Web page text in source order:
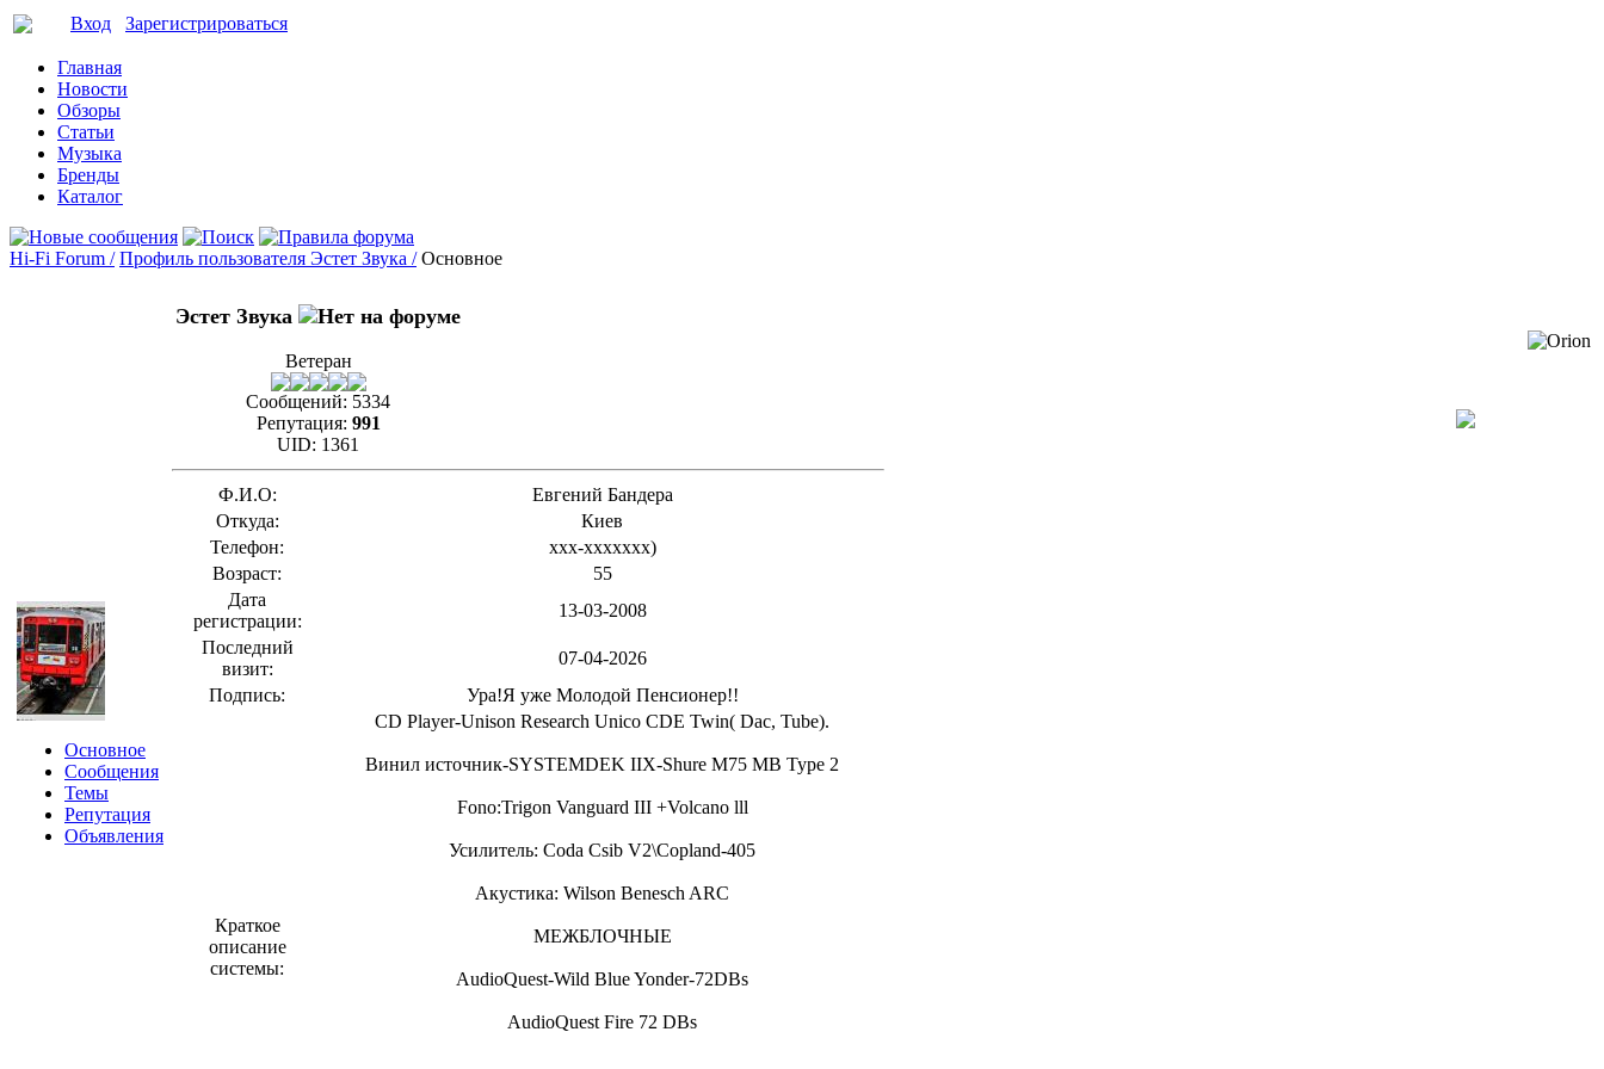
Вход Зарегистрироваться
Главная
Новости
Обзоры
Статьи
Музыка
Бренды
Каталог
Hi-Fi Forum / Профиль пользователя Эстет Звука / Основное
Основное
Сообщения
Темы
Репутация
Объявления
Эстет Звука
Ветеран
Сообщений: 5334
Репутация: 991
UID: 1361
Ф.И.О:
Евгений Бандера
Откуда:
Киев
Телефон:
xxx-xxxxxxx)
Возраст:
55
Дата
регистрации:
13-03-2008
Последний
визит:
07-04-2026
Подпись:
Ура!Я уже Молодой Пенсионер!!
Краткое
описание
системы:
CD Plaуer-Unison Research Unico CDE Twin( Dac, Tube).
Винил источник-SYSTEMDEK IIX-Shure M75 MB Type 2
Fono:Trigon Vanguard III +Volcano lll
Усилитель: Coda Csib V2\Copland-405
Акустика: Wilson Benesch ARC
МЕЖБЛОЧНЫЕ
AudioQuest-Wild Blue Yonder-72DBs
AudioQuest Fire 72 DBs